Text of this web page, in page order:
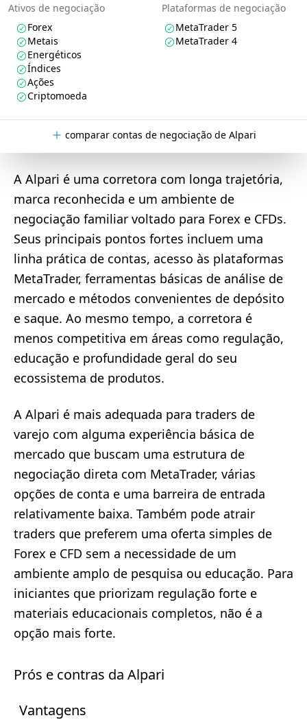
Ativos de negociação
Forex
Metais
Energéticos
Índices
Ações
Criptomoeda
Plataformas de negociação
MetaTrader 5
MetaTrader 4
comparar contas de negociação de Alpari
A Alpari é uma corretora com longa trajetória,
marca reconhecida e um ambiente de
negociação familiar voltado para Forex e CFDs.
Seus principais pontos fortes incluem uma
linha prática de contas, acesso às plataformas
MetaTrader, ferramentas básicas de análise de
mercado e métodos convenientes de depósito
e saque. Ao mesmo tempo, a corretora é
menos competitiva em áreas como regulação,
educação e profundidade geral do seu
ecossistema de produtos.
A Alpari é mais adequada para traders de
varejo com alguma experiência básica de
mercado que buscam uma estrutura de
negociação direta com MetaTrader, várias
opções de conta e uma barreira de entrada
relativamente baixa. Também pode atrair
traders que preferem uma oferta simples de
Forex e CFD sem a necessidade de um
ambiente amplo de pesquisa ou educação. Para
iniciantes que priorizam regulação forte e
materiais educacionais completos, não é a
opção mais forte.
Prós e contras da Alpari
Vantagens